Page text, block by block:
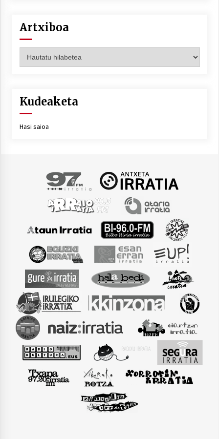
Artxiboa
Kudeaketa
Hasi saioa